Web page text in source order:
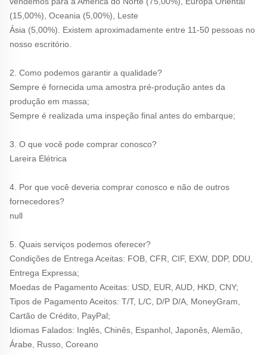
(15,00%), Oceania (5,00%), Leste
Ásia (5,00%). Existem aproximadamente entre 11-50 pessoas no
nosso escritório.
2. Como podemos garantir a qualidade?
Sempre é fornecida uma amostra pré-produção antes da
produção em massa;
Sempre é realizada uma inspeção final antes do embarque;
3. O que você pode comprar conosco?
Lareira Elétrica
4. Por que você deveria comprar conosco e não de outros
fornecedores?
null
5. Quais serviços podemos oferecer?
Condições de Entrega Aceitas: FOB, CFR, CIF, EXW, DDP, DDU,
Entrega Expressa;
Moedas de Pagamento Aceitas: USD, EUR, AUD, HKD, CNY;
Tipos de Pagamento Aceitos: T/T, L/C, D/P D/A, MoneyGram,
Cartão de Crédito, PayPal;
Idiomas Falados: Inglês, Chinês, Espanhol, Japonês, Alemão,
Árabe, Russo, Coreano